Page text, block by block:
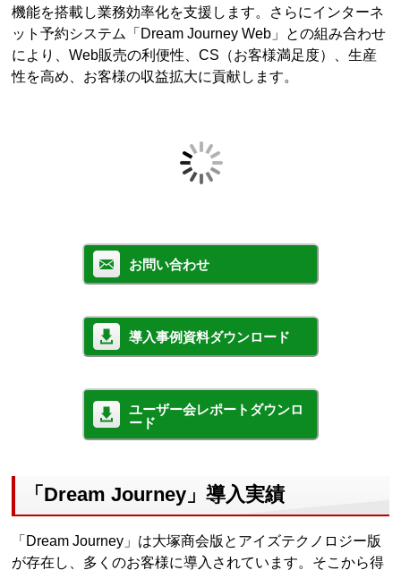
機能を搭載し業務効率化を支援します。さらにインターネ
ット予約システム「Dream Journey Web」との組み合わせ
により、Web販売の利便性、CS（お客様満足度）、生産
性を高め、お客様の収益拡大に貢献します。
お問い合わせ
導入事例資料ダウンロード
ユーザー会レポートダウンロ
ード
「Dream Journey」導入実績
「Dream Journey」は大塚商会版とアイズテクノロジー版
が存在し、多くのお客様に導入されています。そこから得